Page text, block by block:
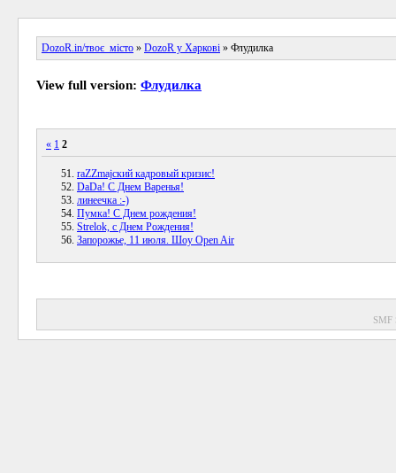
DozoR.in/твоє_місто » DozoR у Харкові » Флудилка
View full version: Флудилка
« 1 2
raZZmajский кадровый кризис!
DaDa! С Днем Варенья!
линеечка :-)
Пумка! С Днем рождения!
Strelok, с Днем Рождения!
Запорожье, 11 июля. Шоу Open Air
SMF